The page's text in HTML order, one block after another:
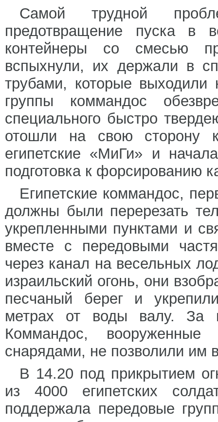
Самой трудной
предотвращение пуска в
контейнеры со смесью
вспыхнули, их держали в
трубами, которые
группы коммандос
специального быстро
отошли на свою сторону
египетские «МиГи» и
подготовка к форсированию
Египетские коммандос,
должны были перерезать
укрепленными пунктами и
вместе с передовыми
через канал на весельных
израильский огонь, они
песчаный берег и
метрах от воды валу. За
Коммандос, вооруженные
снарядами, не позволили им
В 14.20 под прикрытием
из 4000 египетских
поддержала передовые